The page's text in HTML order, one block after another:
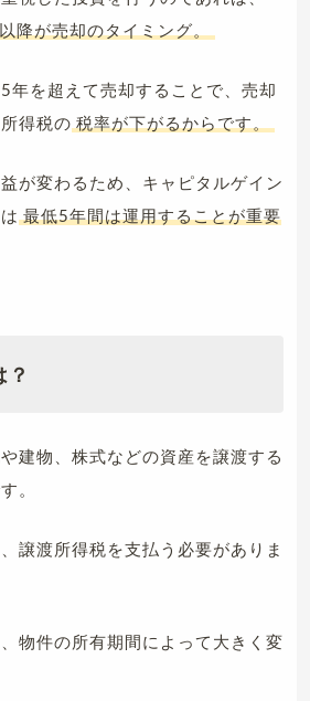
降が売却のタイミング。
年を超えて売却することで、売却
得税の 税率が下がるからです。
が変わるため、キャピタルゲイン
最低5年間は運用することが重要
建物、株式などの資産を譲渡する
。
譲渡所得税を支払う必要がありま
物件の所有期間によって大きく変